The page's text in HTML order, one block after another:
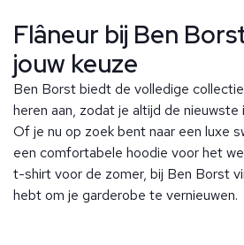
Flâneur bij Ben
jouw keuze
Ben Borst biedt de volledige
heren aan, zodat je altijd de
Of je nu op zoek bent naar een luxe
een comfortabele hoodie voor het
t-shirt voor de zomer, bij Ben Borst
hebt om je garderobe te vernieuwen.